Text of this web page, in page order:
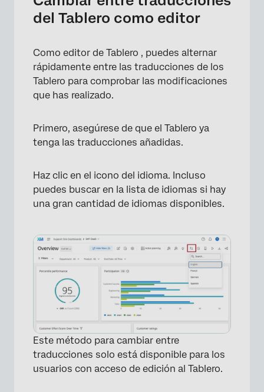
×
del Tablero como editor
Como editor de Tablero , puedes alternar
rápidamente entre las traducciones de los
Tablero para comprobar las modificaciones
que has realizado.
Primero, asegúrese de que el Tablero ya
tenga las traducciones añadidas.
Haz clic en el icono del idioma. Incluso
puedes buscar en la lista de idiomas si hay
una gran cantidad de idiomas disponibles.
Este método para cambiar entre
traducciones solo está disponible para los
usuarios con acceso de edición al Tablero.